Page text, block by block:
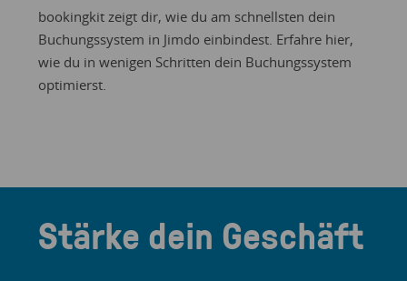
bookingkit zeigt dir, wie du am schnellsten dein
Buchungssystem in Jimdo einbindest. Erfahre hier,
wie du in wenigen Schritten dein Buchungssystem
optimierst.
Stärke dein Geschäft